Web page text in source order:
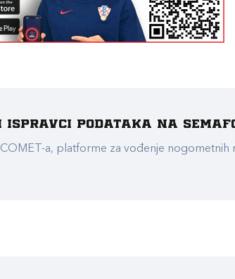
podataka na
a, platforme za vođenje